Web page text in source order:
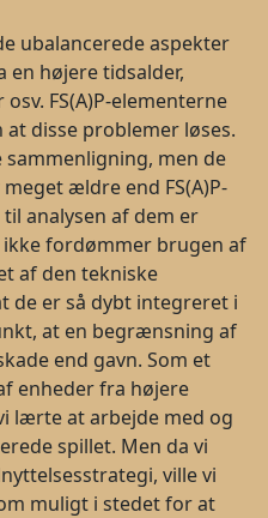
ubalancerede aspekter
en højere tidsalder,
FS(A)P-elementerne
disse problemer løses.
men de
ældre end FS(A)P-
analysen af dem er
ikke fordømmer brugen af
af den tekniske
de er så dybt integreret i
at en begrænsning af
end gavn. Som et
enheder fra højere
lærte at arbejde med og
spillet. Men da vi
ville vi
muligt i stedet for at